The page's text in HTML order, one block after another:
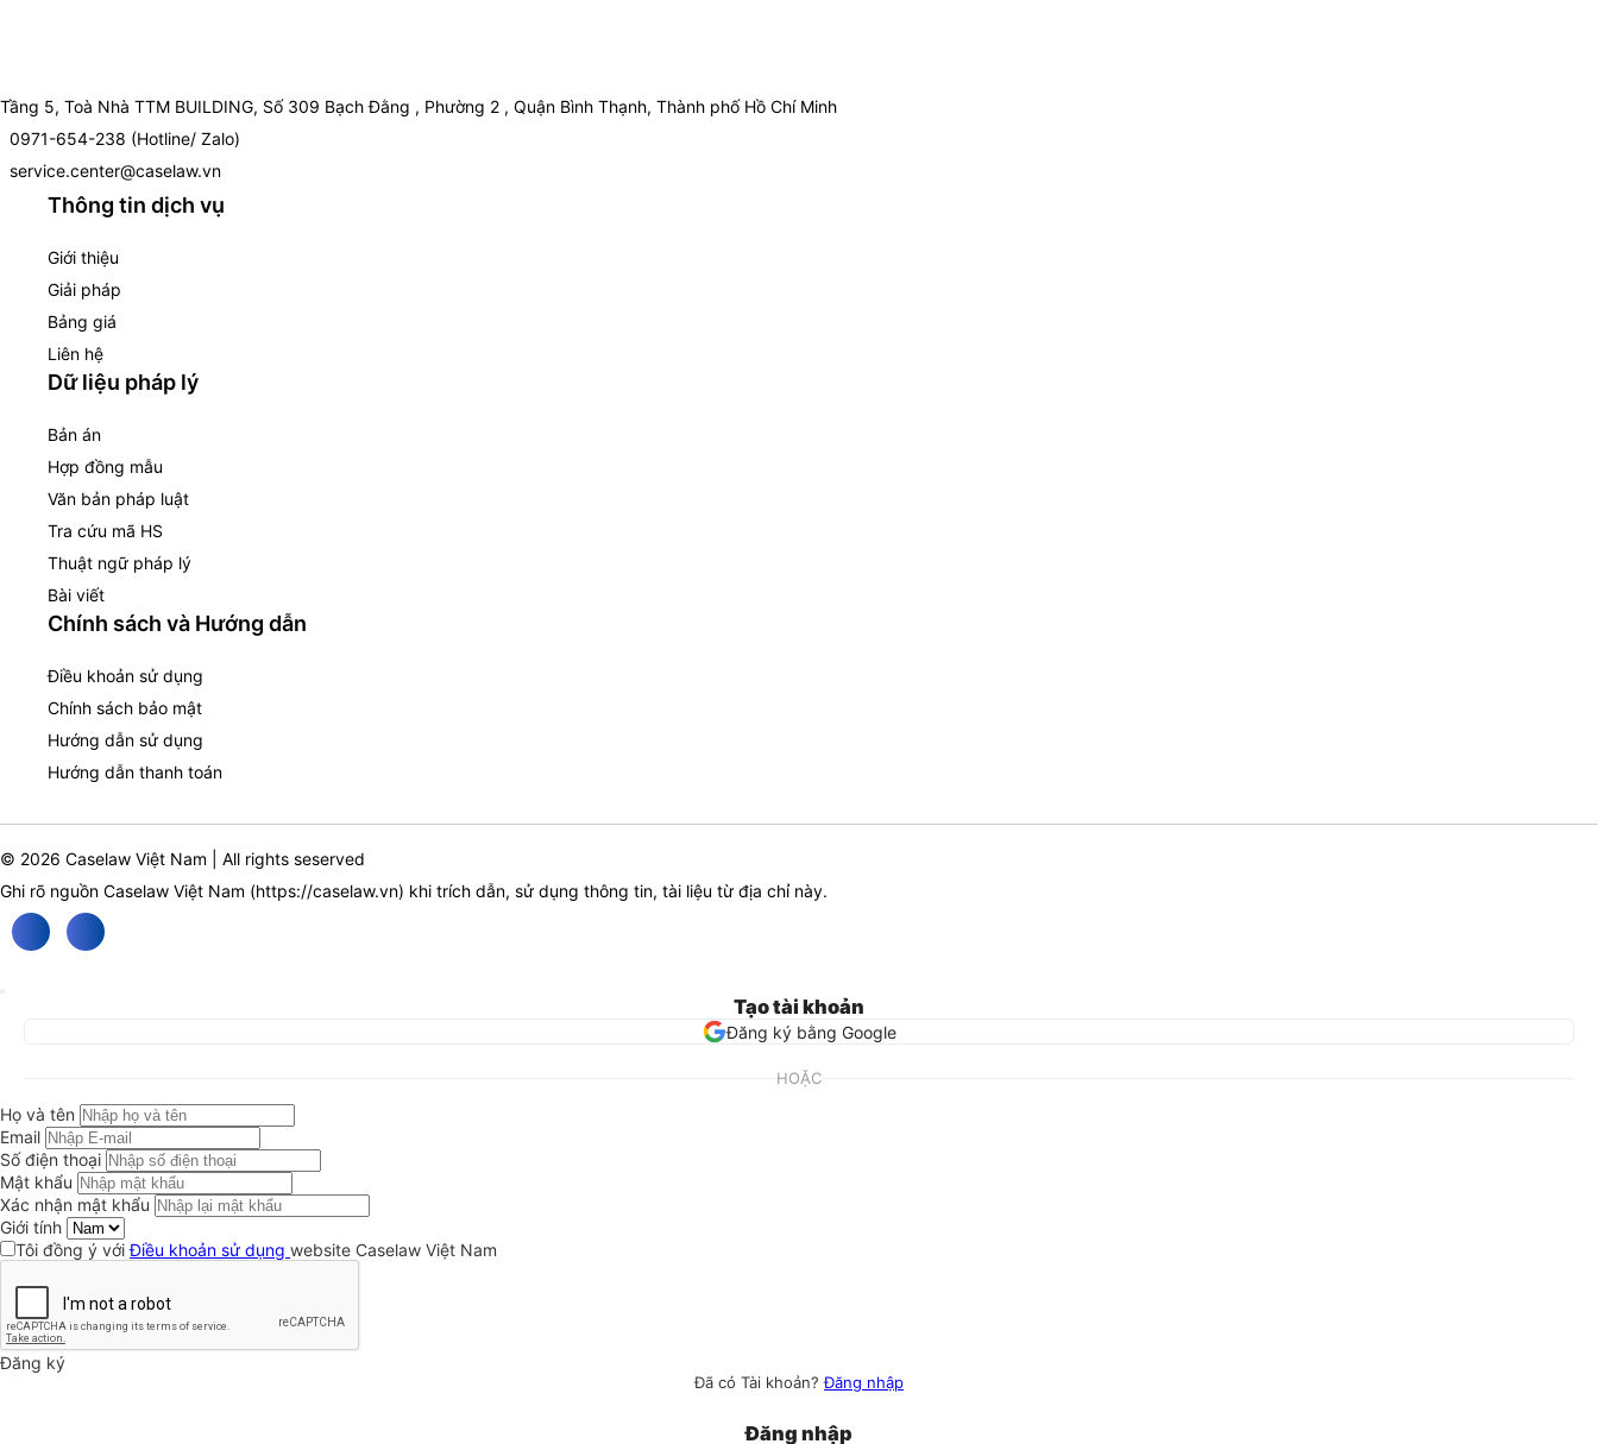
Tầng 5, Toà Nhà TTM BUILDING, Số 309 Bạch Đằng , Phường 2 , Quận Bình Thạnh, Thành phố Hồ Chí Minh
0971-654-238 (Hotline/ Zalo)
service.center@caselaw.vn
Thông tin dịch vụ
Giới thiệu
Giải pháp
Bảng giá
Liên hệ
Dữ liệu pháp lý
Bản án
Hợp đồng mẫu
Văn bản pháp luật
Tra cứu mã HS
Thuật ngữ pháp lý
Bài viết
Chính sách và Hướng dẫn
Điều khoản sử dụng
Chính sách bảo mật
Hướng dẫn sử dụng
Hướng dẫn thanh toán
© 2026 Caselaw Việt Nam | All rights seserved
Ghi rõ nguồn Caselaw Việt Nam (https://caselaw.vn) khi trích dẫn, sử dụng thông tin, tài liệu từ địa chỉ này.
Tạo tài khoản
Đăng ký bằng Google
HOẶC
Họ và tên
Email
Số điện thoại
Mật khẩu
Xác nhận mật khẩu
Giới tính
Tôi đồng ý vớiĐiều khoản sử dụng website Caselaw Việt Nam
Đăng ký
Đã có Tài khoản?Đăng nhập
Đăng nhập